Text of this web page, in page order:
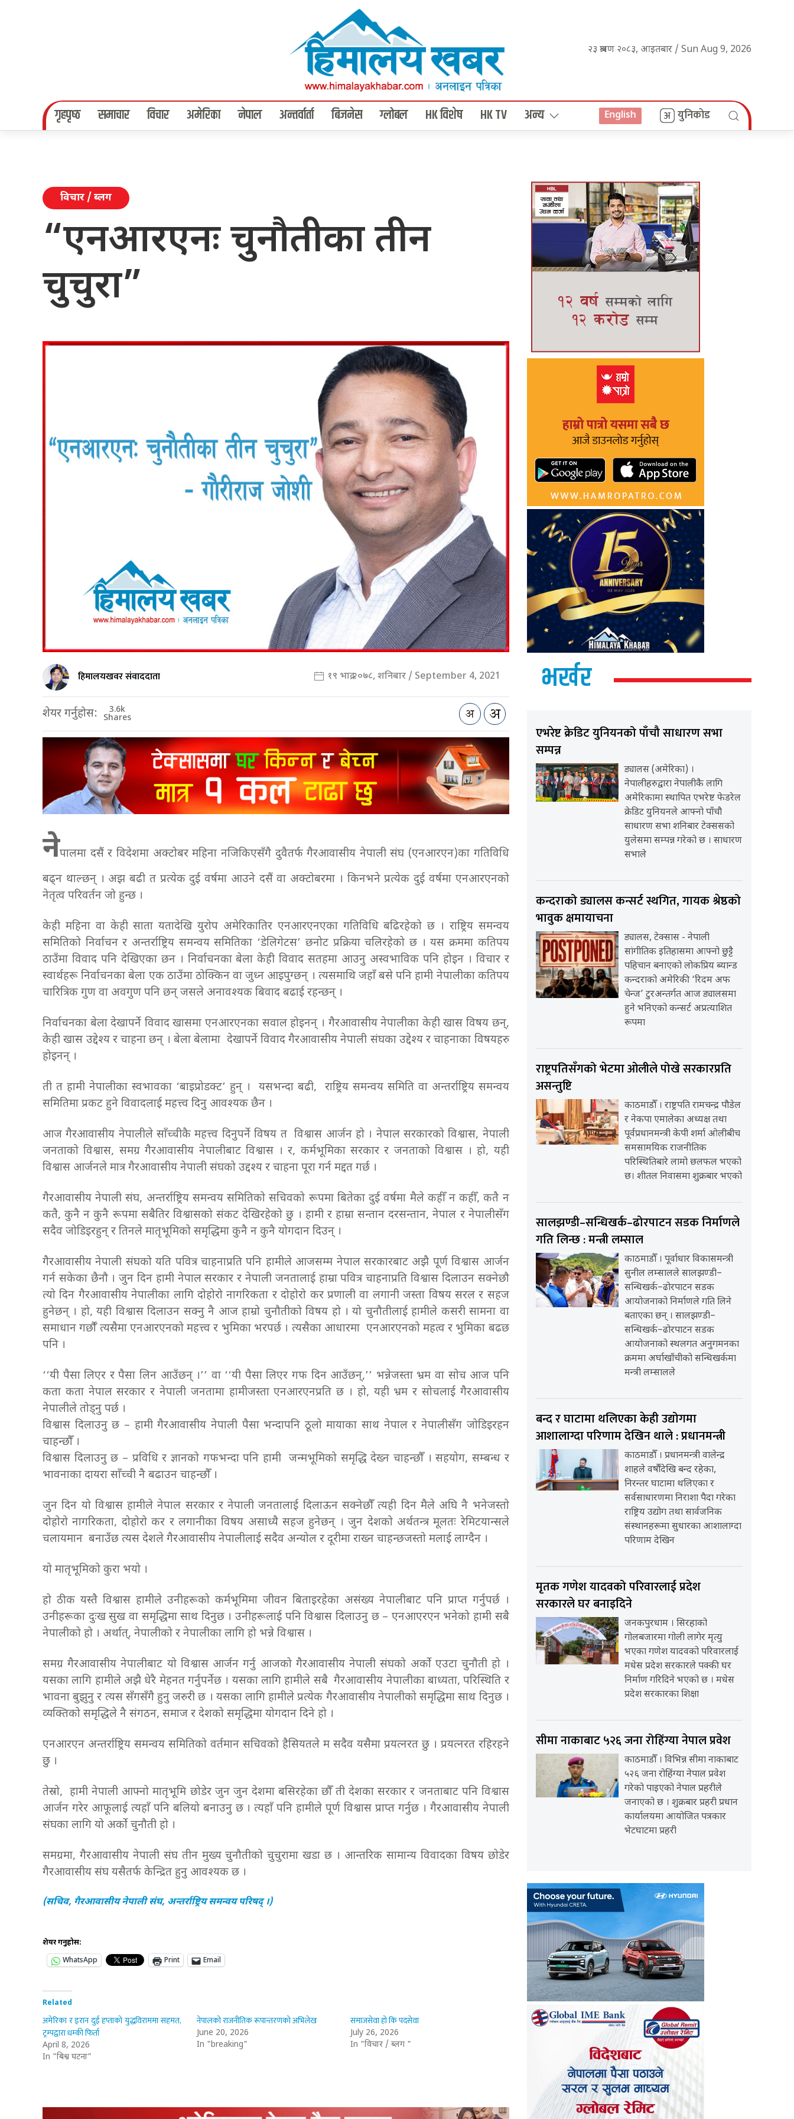
२३ श्रावण २०८३, आइतबार / Sun Aug 9, 2026
गृहपृष्‍ठ समाचार विचार अमेरिका नेपाल अन्तर्वार्ता बिजनेस ग्लोबल HK विशेष HK TV अन्य English युनिकोड
विचार / ब्लग
“एनआरएनः चुनौतीका तीन
चुचुरा”
हिमालयखवर संवाददाता १९ भाद्र २०७८, शनिबार / September 4, 2021
शेयर गर्नुहोस: 3.6k
Shares
नेपालमा दसैं र विदेशमा अक्टोबर महिना नजिकिएसँगै दुवैतर्फ गैरआवासीय नेपाली संघ (एनआरएन)का गतिविधि
बढ्न थाल्छन् । अझ बढी त प्रत्येक दुई वर्षमा आउने दसैं वा अक्टोबरमा । किनभने प्रत्येक दुई वर्षमा एनआरएनको
नेतृत्व परिवर्तन जो हुन्छ ।
केही महिना वा केही साता यतादेखि युरोप अमेरिकातिर एनआरएनएका गतिविधि बढिरहेको छ । राष्ट्रिय समन्वय
समितिको निर्वाचन र अन्तर्राष्ट्रिय समन्वय समितिका ‘डेलिगेटस’ छनोट प्रक्रिया चलिरहेको छ । यस क्रममा कतिपय
ठाउँमा विवाद पनि देखिएका छन । निर्वाचनका बेला केही विवाद सतहमा आउनु अस्वभाविक पनि होइन । विचार र
स्वार्थहरू निर्वाचनका बेला एक ठाउँमा ठोक्किन वा जुध्न आइपुग्छन् । त्यसमाथि जहाँ बसे पनि हामी नेपालीका कतिपय
चारित्रिक गुण वा अवगुण पनि छन् जसले अनावश्यक बिवाद बढाई रहन्छन् ।
निर्वाचनका बेला देखापर्ने विवाद खासमा एनआरएनका सवाल होइनन् । गैरआवासीय नेपालीका केही खास विषय छन्,
केही खास उद्देश्य र चाहना छन् । बेला बेलामा देखापर्ने विवाद गैरआवासीय नेपाली संघका उद्देश्य र चाहनाका विषयहरु
होइनन् ।
ती त हामी नेपालीका स्वभावका ‘बाइप्रोडक्ट’ हुन् । यसभन्दा बढी, राष्ट्रिय समन्वय समिति वा अन्तर्राष्ट्रिय समन्वय
समितिमा प्रकट हुने विवादलाई महत्त्व दिनु आवश्यक छैन ।
आज गैरआवासीय नेपालीले साँच्चीकै महत्त्व दिनुपर्ने विषय त विश्वास आर्जन हो । नेपाल सरकारको विश्वास, नेपाली
जनताको विश्वास, समग्र गैरआवासीय नेपालीबाट विश्वास । र, कर्मभूमिका सरकार र जनताको विश्वास । हो, यही
विश्वास आर्जनले मात्र गैरआवासीय नेपाली संघको उद्दश्य र चाहना पूरा गर्न मद्दत गर्छ ।
गैरआवासीय नेपाली संघ, अन्तर्राष्ट्रिय समन्वय समितिको सचिवको रूपमा बितेका दुई वर्षमा मैले कहीँ न कहीँ, कतै न
कतै, कुनै न कुनै रूपमा सबैतिर विश्वासको संकट देखिरहेको छु । हामी र हाम्रा सन्तान दरसन्तान, नेपाल र नेपालीसँग
सदैव जोडिइरहुन् र तिनले मातृभूमिको समृद्धिमा कुनै न कुनै योगदान दिउन् ।
गैरआवासीय नेपाली संघको यति पवित्र चाहनाप्रति पनि हामीले आजसम्म नेपाल सरकारबाट अझै पूर्ण विश्वास आर्जन
गर्न सकेका छैनौ । जुन दिन हामी नेपाल सरकार र नेपाली जनतालाई हाम्रा पवित्र चाहनाप्रति विश्वास दिलाउन सक्नेछौ
त्यो दिन गैरआवासीय नेपालीका लागि दोहोरो नागरिकता र दोहोरो कर प्रणाली वा लगानी जस्ता विषय सरल र सहज
हुनेछन् । हो, यही विश्वास दिलाउन सक्नु नै आज हाम्रो चुनौतीको विषय हो । यो चुनौतीलाई हामीले कसरी सामना वा
समाधान गर्छौँ त्यसैमा एनआरएनको महत्त्व र भुमिका भरपर्छ । त्यसैका आधारमा एनआरएनको महत्व र भुमिका बढछ
पनि ।
‘‘यी पैसा लिएर र पैसा लिन आउँछन् ।’’ वा ‘‘यी पैसा लिएर गफ दिन आउँछन्,’’ भन्नेजस्ता भ्रम वा सोच आज पनि
कता कता नेपाल सरकार र नेपाली जनतामा हामीजस्ता एनआरएनप्रति छ । हो, यही भ्रम र सोचलाई गैरआवासीय
नेपालीले तोड्नु पर्छ ।
विश्वास दिलाउनु छ – हामी गैरआवासीय नेपाली पैसा भन्दापनि ठूलो मायाका साथ नेपाल र नेपालीसँग जोडिइरहन
चाहन्छौँ ।
विश्वास दिलाउनु छ – प्रविधि र ज्ञानको गफभन्दा पनि हामी जन्मभूमिको समृद्धि देख्न चाहन्छौँ । सहयोग, सम्बन्ध र
भावनाका दायरा साँच्ची नै बढाउन चाहन्छौँ ।
जुन दिन यो विश्वास हामीले नेपाल सरकार र नेपाली जनतालाई दिलाऊन सक्नेछौँ त्यही दिन मैले अघि नै भनेजस्तो
दोहोरो नागरिकता, दोहोरो कर र लगानीका विषय असाध्यै सहज हुनेछन् । जुन देशको अर्थतन्त्र मूलतः रेमिटयान्सले
चलायमान बनाउँछ त्यस देशले गैरआवासीय नेपालीलाई सदैव अन्योल र दूरीमा राख्न चाहन्छजस्तो मलाई लाग्दैन ।
यो मातृभूमिको कुरा भयो ।
हो ठीक यस्तै विश्वास हामीले उनीहरूको कर्मभूमिमा जीवन बिताइरहेका असंख्य नेपालीबाट पनि प्राप्त गर्नुपर्छ ।
उनीहरूका दुःख सुख वा समृद्धिमा साथ दिनुछ । उनीहरूलाई पनि विश्वास दिलाउनु छ – एनआएरएन भनेको हामी सबै
नेपालीको हो । अर्थात्, नेपालीको र नेपालीका लागि हो भन्ने विश्वास ।
समग्र गैरआवासीय नेपालीबाट यो विश्वास आर्जन गर्नु आजको गैरआवासीय नेपाली संघको अर्को एउटा चुनौती हो ।
यसका लागि हामीले अझै धेरै मेहनत गर्नुपर्नेछ । यसका लागि हामीले सबै गैरआवासीय नेपालीका बाध्यता, परिस्थिति र
भावना बुझुनु र त्यस सँगसँगै हुनु जरुरी छ । यसका लागि हामीले प्रत्येक गैरआवासीय नेपालीको समृद्धिमा साथ दिनुछ ।
व्यक्तिको समृद्धिले नै संगठन, समाज र देशको समृद्धिमा योगदान दिने हो ।
एनआरएन अन्तर्राष्ट्रिय समन्वय समितिको वर्तमान सचिवको हैसियतले म सदैव यसैमा प्रयत्नरत छु । प्रयत्नरत रहिरहने
छु ।
तेस्रो, हामी नेपाली आफ्नो मातृभूमि छोडेर जुन जुन देशमा बसिरहेका छौँ ती देशका सरकार र जनताबाट पनि विश्वास
आर्जन गरेर आफूलाई त्यहाँ पनि बलियो बनाउनु छ । त्यहाँ पनि हामीले पूर्ण विश्वास प्राप्त गर्नुछ । गैरआवासीय नेपाली
संघका लागि यो अर्को चुनौती हो ।
समग्रमा, गैरआवासीय नेपाली संघ तीन मुख्य चुनौतीको चुचुरामा खडा छ । आन्तरिक सामान्य विवादका विषय छोडेर
गैरआवासीय संघ यसैतर्फ केन्द्रित हुनु आवश्यक छ ।
(सचिव, गैरआवासीय नेपाली संघ, अन्तर्राष्ट्रिय समन्वय परिषद् ।)
शेयर गर्नुहोस:
WhatsApp
Print Email
Related
अमेरिका र इरान दुई हप्ताको युद्धविराममा सहमत,
ट्रम्पद्वारा धम्की फिर्ता
April 8, 2026
In "बिश्व घटना"
नेपालको राजनीतिक रूपान्तरणको अभिलेख
June 20, 2026
In "breaking"
समाजसेवा हो कि पदसेवा
July 26, 2026
In "विचार / ब्लग "
भर्खर
एभरेष्ट क्रेडिट युनियनको पाँचौ साधारण सभा
सम्पन्न
ड्यालस (अमेरिका) ।
नेपालीहरुद्वारा नेपालीकै लागि
अमेरिकामा स्थापित एभरेष्ट फेडरेल
क्रेडिट युनियनले आफ्नो पाँचौ
साधारण सभा शनिबार टेक्ससको
युलेसमा सम्पन्न गरेको छ । साधारण
सभाले
कन्दराको ड्यालस कन्सर्ट स्थगित, गायक श्रेष्ठको
भावुक क्षमायाचना
ड्यालस, टेक्सास - नेपाली
सांगीतिक इतिहासमा आफ्नो छुट्टै
पहिचान बनाएको लोकप्रिय ब्यान्ड
कन्दराको अमेरिकी ‘रिदम अफ
चेन्ज’ टुरअन्तर्गत आज ड्यालसमा
हुने भनिएको कन्सर्ट अप्रत्याशित
रूपमा
राष्ट्रपतिसँगको भेटमा ओलीले पोखे सरकारप्रति
असन्तुष्टि
काठमाडौँ । राष्ट्रपति रामचन्द्र पौडेल
र नेकपा एमालेका अध्यक्ष तथा
पूर्वप्रधानमन्त्री केपी शर्मा ओलीबीच
समसामयिक राजनीतिक
परिस्थितिबारे लामो छलफल भएको
छ। शीतल निवासमा शुक्रबार भएको
सालझण्डी–सन्धिखर्क–ढोरपाटन सडक निर्माणले
गति लिन्छ : मन्त्री लम्साल
काठमाडौँ । पूर्वाधार विकासमन्त्री
सुनील लम्सालले सालझण्डी–
सन्धिखर्क–ढोरपाटन सडक
आयोजनाको निर्माणले गति लिने
बताएका छन् । सालझण्डी–
सन्धिखर्क–ढोरपाटन सडक
आयोजनाको स्थलगत अनुगमनका
क्रममा अर्घाखाँचीको सन्धिखर्कमा
मन्त्री लम्सालले
बन्द र घाटामा थलिएका केही उद्योगमा
आशालाग्दा परिणाम देखिन थाले : प्रधानमन्त्री
काठमाडौँ । प्रधानमन्त्री वालेन्द्र
शाहले वर्षौंदेखि बन्द रहेका,
निरन्तर घाटामा थलिएका र
सर्वसाधारणमा निराशा पैदा गरेका
राष्ट्रिय उद्योग तथा सार्वजनिक
संस्थानहरूमा सुधारका आशालाग्दा
परिणाम देखिन
मृतक गणेश यादवको परिवारलाई प्रदेश
सरकारले घर बनाइदिने
जनकपुरधाम । सिरहाको
गोलबजारमा गोली लागेर मृत्यु
भएका गणेश यादवको परिवारलाई
मधेस प्रदेश सरकारले पक्की घर
निर्माण गरिदिने भएको छ । मधेस
प्रदेश सरकारका शिक्षा
सीमा नाकाबाट ५२६ जना रोहिंग्या नेपाल प्रवेश
काठमाडौँ । विभिन्न सीमा नाकाबाट
५२६ जना रोहिंग्या नेपाल प्रवेश
गरेको पाइएको नेपाल प्रहरीले
जनाएको छ । शुक्रबार प्रहरी प्रधान
कार्यालयमा आयोजित पत्रकार
भेटघाटमा प्रहरी